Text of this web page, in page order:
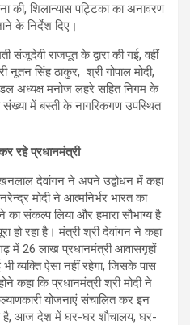
की, शिलान्यास पट्टिका का अनावरण
के निर्देश दिए।
संजूदेवी राजपूत के द्वारा की गई, वहीं
नूतन सिंह ठाकुर, श्री गोपाल मोदी,
अध्यक्ष मनोज लहरे सहित निगम के
संख्या में बस्ती के नागरिकगण उपस्थित
रहे प्रधानमंत्री
देवांगन ने अपने उद्बोधन में कहा
मोदी ने आत्मनिर्भर भारत का
का संकल्प लिया और हमारा सौभाग्य है
रहा है। मंत्री श्री देवांगन ने कहा
में 26 लाख प्रधानमंत्री आवासगृहों
व्यक्ति ऐसा नहीं रहेगा, जिसके पास
कहा कि प्रधानमंत्री श्री मोदी ने
योजनाएं संचालित कर इन
है, आज देश में घर-घर शौचालय, घर-